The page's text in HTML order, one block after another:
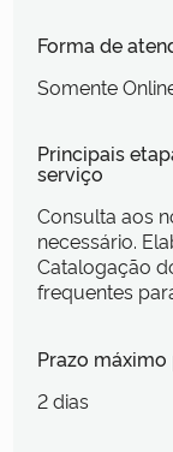
Forma de
Somente
Principais
serviço
Consulta aos
necessário.
Catalogação
frequentes
Prazo
2 dias